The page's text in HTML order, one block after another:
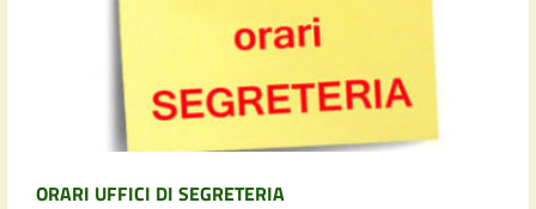
ORARI UFFICI DI SEGRETERIA